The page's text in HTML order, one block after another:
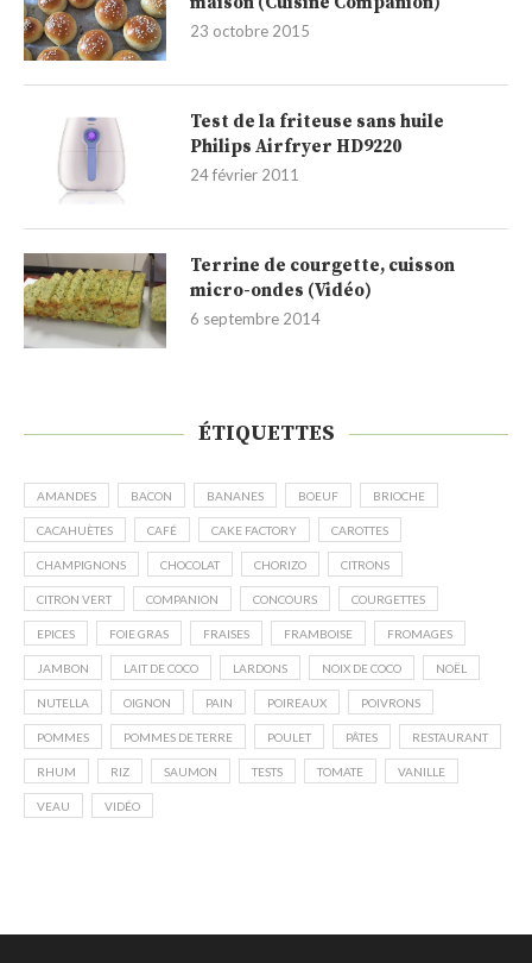
23 octobre 2015
Test de la friteuse sans huile
Philips Airfryer HD9220
24 février 2011
Terrine de courgette, cuisson
micro-ondes (Vidéo)
6 septembre 2014
ÉTIQUETTES
AMANDES BACON BANANES BOEUF BRIOCHE
CACAHUÈTES CAFÉ CAKE FACTORY CAROTTES
CHAMPIGNONS CHOCOLAT CHORIZO CITRONS
CITRON VERT COMPANION CONCOURS COURGETTES
EPICES FOIE GRAS FRAISES FRAMBOISE FROMAGES
JAMBON LAIT DE COCO LARDONS NOIX DE COCO NOËL
NUTELLA OIGNON PAIN POIREAUX POIVRONS
POMMES POMMES DE TERRE POULET PÂTES RESTAURANT
RHUM RIZ SAUMON TESTS TOMATE VANILLE
VEAU VIDÉO